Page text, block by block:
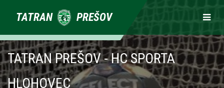
TATRAN PREŠOV
Primárne
odkazy
TATRAN PREŠOV - HC SPORTA
HLOHOVEC